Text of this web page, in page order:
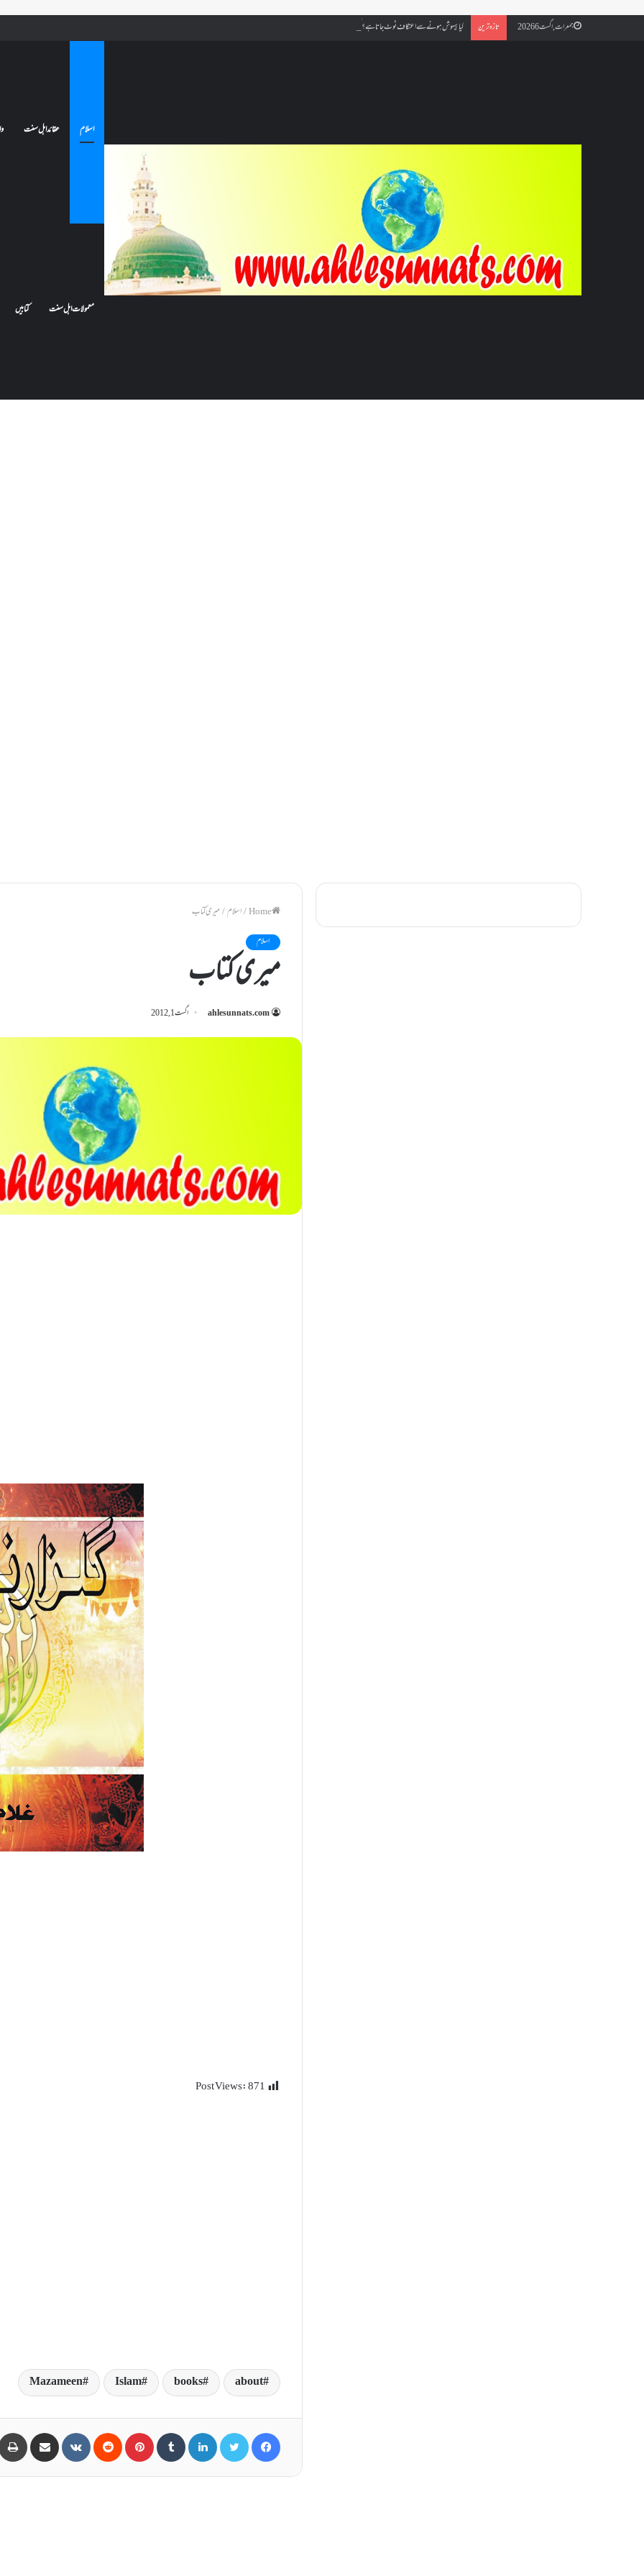
جمعرات, اگست 6 2026 تازہ ترین کیا بیہوش ہونے سے اعتکاف ٹوٹ جاتا ہے؟ اگر معتکف کو احتلام ہو جائے تو کیا اس کا اعتکاف ٹوٹ جائے گا؟فنائے مسجد کسے کہتے ہیں ، اور کیا معتکف فنائے مسجد میں جا سکتا ہے؟
اسلام عقائد اہل سنت
معمولات اہل سنت کتابیں
/اسلام/میری کتاب
اسلام
میری کتاب
ahlesunnats.com اگست 1, 2012
Post Views:871
about
books
Islam
Mazameen
Facebook
Twitter
LinkedIn
Tumblr
Pinterest
Reddit
VKontakte
Share via Email